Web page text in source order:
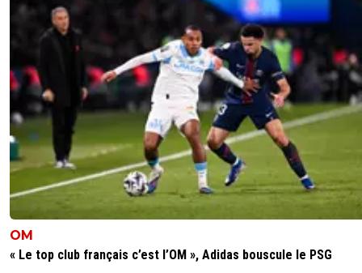
OM
« Le top club français c’est l’OM », Adidas bouscule le PSG